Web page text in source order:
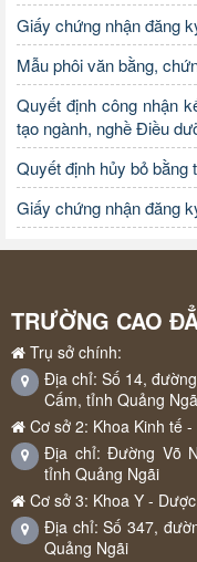
Giấy chứng nhận đăng
Mẫu phôi văn bằng,
Quyết định công nhận
tạo ngành, nghề Điều
Quyết định hủy bỏ bằng
Giấy chứng nhận đăng
TRƯỜNG CAO
Trụ sở chính:
Địa chỉ: Số 14,
Cấm, tỉnh Quảng
Cơ sở 2: Khoa Kinh tế
Địa chỉ: Đường Võ
tỉnh Quảng Ngãi
Cơ sở 3: Khoa Y -
Địa chỉ: Số 347,
Quảng Ngãi